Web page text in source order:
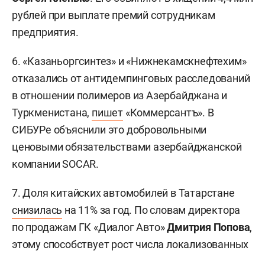
рублей при выплате премий сотрудникам
предприятия.
6. «Казаньоргсинтез» и «Нижнекамскнефтехим»
отказались от антидемпинговых расследований
в отношении полимеров из Азербайджана и
Туркменистана, пишет «Коммерсантъ». В
СИБУРе объяснили это добровольными
ценовыми обязательствами азербайджанской
компании SOCAR.
7. Доля китайских автомобилей в Татарстане
снизилась на 11% за год. По словам директора
по продажам ГК «Диалог Авто»Дмитрия Попова,
этому способствует рост числа локализованных